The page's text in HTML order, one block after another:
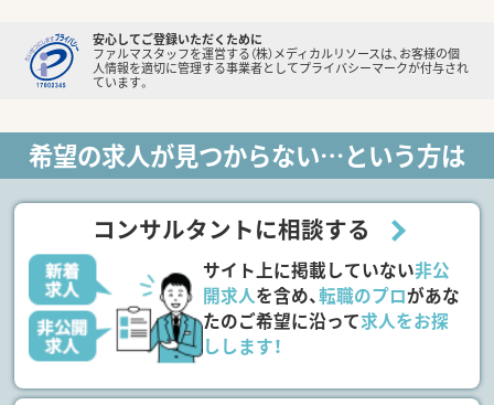
安心してご登録いただくために
ファルマスタッフを運営する（株）メディカルリソースは、お客様の個
人情報を適切に管理する事業者としてプライバシーマークが付与され
ています。
希望の求人が見つからない…という方は
コンサルタントに相談する
サイト上に掲載していない非公
開求人を含め、転職のプロがあな
たのご希望に沿って求人をお探
しします！